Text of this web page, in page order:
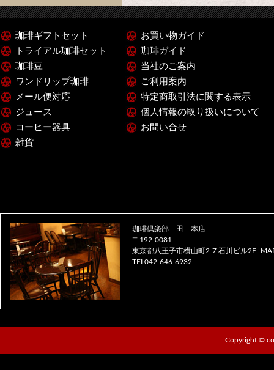
珈琲ギフトセット
トライアル珈琲セット
珈琲豆
ワンドリップ珈琲
メール便対応
ジュース
コーヒー器具
雑貨
お買い物ガイド
珈琲ガイド
当社のご案内
ご利用案内
特定商取引法に関する表示
個人情報の取り扱いについて
お問い合せ
珈琲倶楽部 田 本店
〒192-0081
東京都八王子市横山町2-7 石川ビル2F [
TEL042-646-6932
Copyright ©